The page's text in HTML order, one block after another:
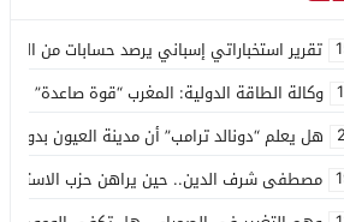
تقرير استخباراتي إسباني يرصد حسابات من الجزائر وأرقاما بـ”213+” ضمن حملة رقمية منظمة
وكالة الطاقة الدولية: المغرب “قوة صاعدة” في
هل يعلم “دونالد ترامب” أن مدينة العيون بدون
مصطفى شرف الدين.. حين يراهن حزب